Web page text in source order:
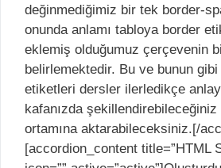
değinmediğimiz bir tek border-
onunda anlamı tabloya border
eklemiş olduğumuz çerçevenin
belirlemektedir. Bu ve bunun
etiketleri dersler ilerledikçe
kafanızda
ortamına aktarabileceksiniz.[/
[accordion_content title=”HTML